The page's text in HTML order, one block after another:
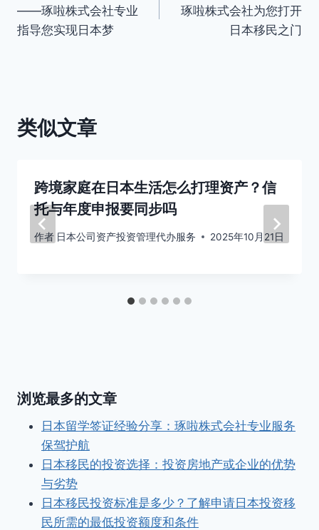
导
——琢啦株式会社专业
指导您实现日本梦
琢啦株式会社为您打开
日本移民之门
类似文章
跨境家庭在日本生活怎么打理资产？信
托与年度申报要同步吗
作者 日本公司资产投资管理代办服务 2025年10月21日
浏览最多的文章
日本留学签证经验分享：琢啦株式会社专业服务
保驾护航
日本移民的投资选择：投资房地产或企业的优势
与劣势
日本移民投资标准是多少？了解申请日本投资移
民所需的最低投资额度和条件